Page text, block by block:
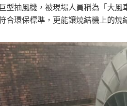
型抽風機，被現場人員稱為「大風
合環保標準，更能讓燒結機上的